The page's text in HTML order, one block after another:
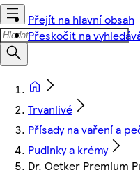
Přejít na hlavní obsah
Přeskočit na
Trvanlivé
Přísady na vaření a
Pudinky a krémy
Dr. Oetker Premium